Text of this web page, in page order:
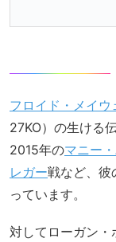
フロイド・メイウ
27KO）の生ける
2015年のマニー
レガー戦など、彼
っています。
対してローガン